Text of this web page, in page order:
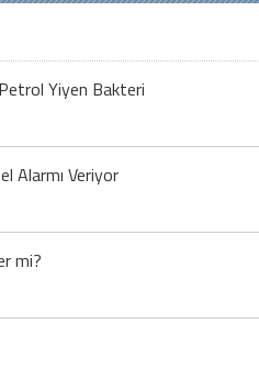
Yiyen Bakteri
Alarmı Veriyor
mi?